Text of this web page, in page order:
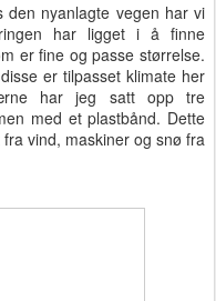
den nyanlagte vegen har vi
har ligget i å finne
er fine og passe størrelse.
er tilpasset klimate her
har jeg satt opp tre
med et plastbånd. Dette
vind, maskiner og snø fra